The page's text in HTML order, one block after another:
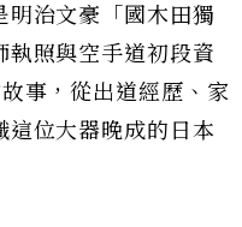
明治文豪「國木田獨
執照與空手道初段資
事，從出道經歷、家
這位大器晚成的日本